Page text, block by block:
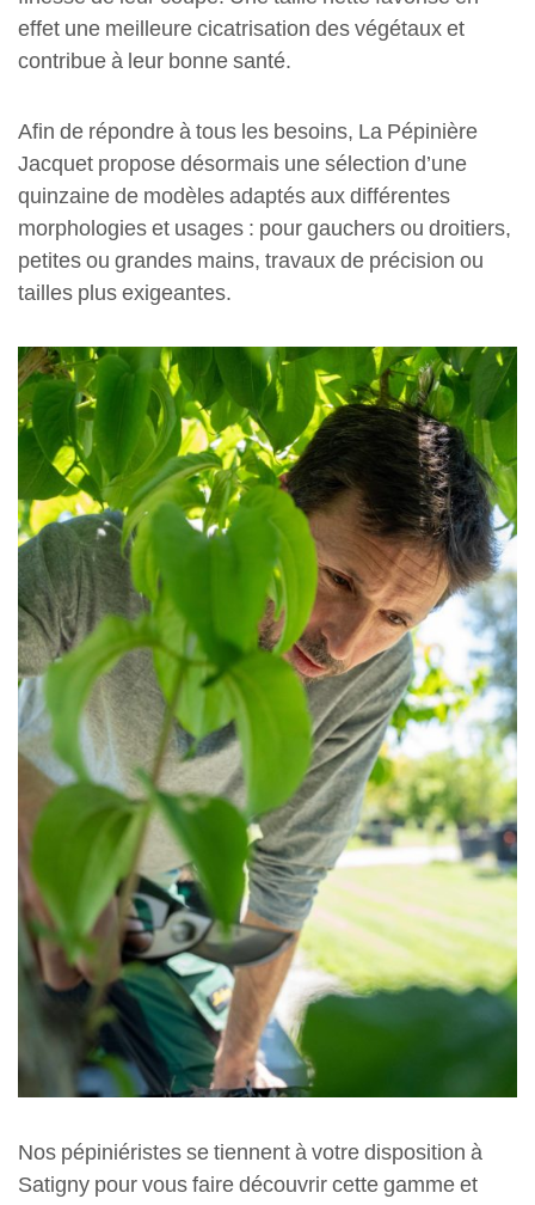
effet une meilleure cicatrisation des végétaux et
contribue à leur bonne santé.
Afin de répondre à tous les besoins, La Pépinière
Jacquet propose désormais une sélection d’une
quinzaine de modèles adaptés aux différentes
morphologies et usages : pour gauchers ou droitiers,
petites ou grandes mains, travaux de précision ou
tailles plus exigeantes.
Nos pépiniéristes se tiennent à votre disposition à
Satigny pour vous faire découvrir cette gamme et